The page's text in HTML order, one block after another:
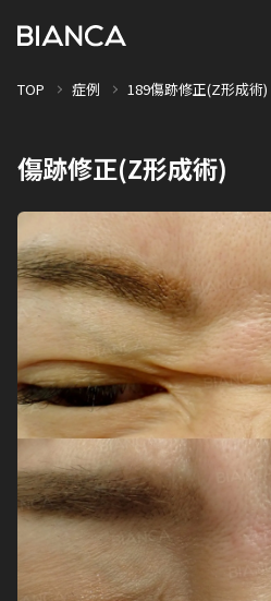
TOP 症例 189傷跡修正(Z形成術)
傷跡修正(Z形成術)